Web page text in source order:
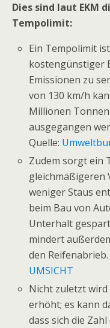
Dies sind laut EKM
Tempolimit:
Ein Tempolimit
kostengünstiger
Emissionen zu
von 130 km/h
Millionen
ausgegangen
Quelle:
Zudem sorgt ein
gleichmäßigeren
weniger Staus
beim Bau von
Unterhalt
mindert
den
UMSICHT
Nicht zuletzt
erhöht; es kann
dass sich die